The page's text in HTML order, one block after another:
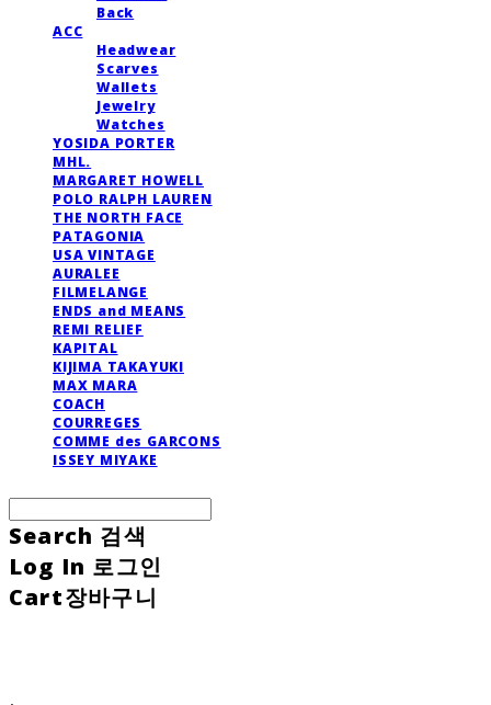
Back
ACC
Headwear
Scarves
Wallets
Jewelry
Watches
YOSIDA PORTER
MHL.
MARGARET HOWELL
POLO RALPH LAUREN
THE NORTH FACE
PATAGONIA
USA VINTAGE
AURALEE
FILMELANGE
ENDS and MEANS
REMI RELIEF
KAPITAL
KIJIMA TAKAYUKI
MAX MARA
COACH
COURREGES
COMME des GARCONS
ISSEY MIYAKE
Search 검색
Log In 로그인
Cart장바구니